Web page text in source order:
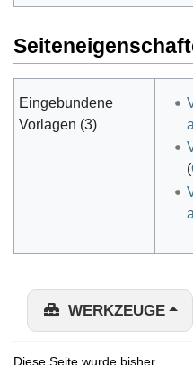
Eingebundene
Vorlagen (3)
(
WERKZEUGE
Diese Seite wurde bisher